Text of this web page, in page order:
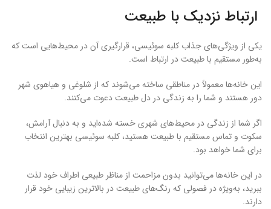
ارتباط نزدیک با طبیعت
یکی از ویژگی‌های جذاب کلبه سوئیسی، قرارگیری آن در محیط‌هایی است که
به‌طور مستقیم با طبیعت در ارتباط است.
این خانه‌ها معمولاً در مناطقی ساخته می‌شوند که از شلوغی و هیاهوی شهر
دور هستند و شما را به زندگی در دل طبیعت دعوت می‌کنند.
اگر شما از زندگی در محیط‌های شهری خسته شده‌اید و به دنبال آرامش،
سکوت و تماس مستقیم با طبیعت هستید، کلبه سوئیسی بهترین انتخاب
برای شما خواهد بود.
در این خانه‌ها می‌توانید بدون مزاحمت از مناظر طبیعی اطراف خود لذت
ببرید، به‌ویژه در فصولی که رنگ‌های طبیعت در بالاترین زیبایی خود قرار
دارند.